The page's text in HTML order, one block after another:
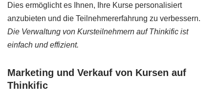
Dies ermöglicht es Ihnen, Ihre Kurse personalisiert
anzubieten und die Teilnehmererfahrung zu verbessern.
Die Verwaltung von Kursteilnehmern auf Thinkific ist
einfach und effizient.
Marketing und Verkauf von Kursen auf
Thinkific